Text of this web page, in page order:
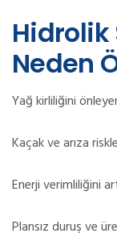
Hidrolik
Neden
Yağ kirliliğini
Kaçak ve arıza
Enerji verimliliğini
Plansız duruş ve